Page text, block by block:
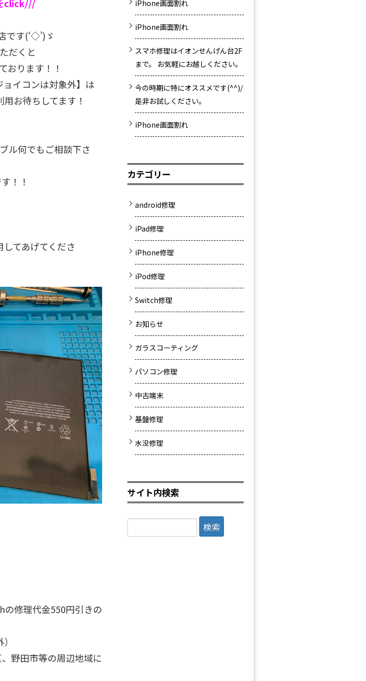
click///
です(‘◇’)ゞ
だくと
おります！！
イコンは対象外】は
お待ちしてます！
ル何でもご相談下さ
！！
てあげてくださ
修理代金550円引きの
野田市等の周辺地域に
iPhone画面割れ
iPhone画面割れ
スマホ修理はイオンせんげん台2F
まで。 お気軽にお越しください。
今の時期に特にオススメです(^^)/
是非お試しください。
iPhone画面割れ
カテゴリー
android修理
iPad修理
iPhone修理
iPod修理
Switch修理
お知らせ
ガラスコーティング
パソコン修理
中古端末
基盤修理
水没修理
サイト内検索
検
索: